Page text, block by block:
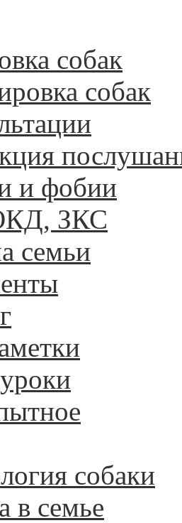
собак
собак
и фобии
ЗКС
семьи
собаки
в семье